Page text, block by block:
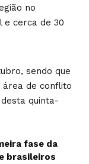
no
e cerca de 30
sendo que
área de conflito
quinta-
fase da
brasileiros